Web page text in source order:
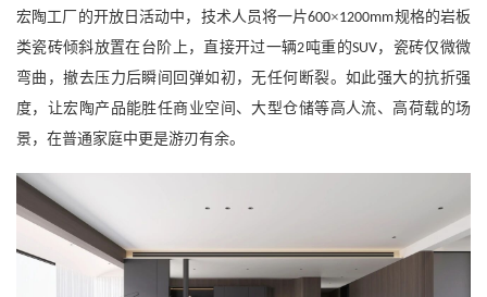
宏陶工厂的开放日活动中，技术人员将一片600×1200mm规格的岩板
类瓷砖倾斜放置在台阶上，直接开过一辆2吨重的SUV，瓷砖仅微微
弯曲，撤去压力后瞬间回弹如初，无任何断裂。如此强大的抗折强
度，让宏陶产品能胜任商业空间、大型仓储等高人流、高荷载的场
景，在普通家庭中更是游刃有余。